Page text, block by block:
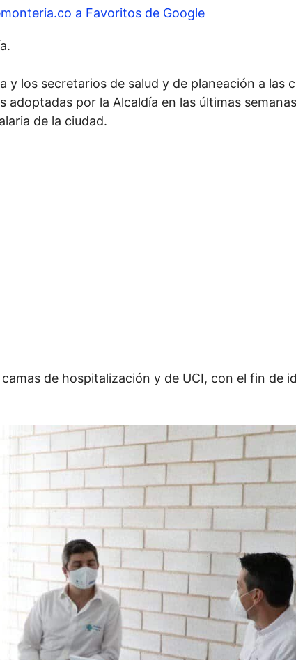
a Favoritos de Google
los secretarios de salud y de planeación a las
por la Alcaldía en las últimas
de la ciudad.
de hospitalización y de UCI, con el fin de